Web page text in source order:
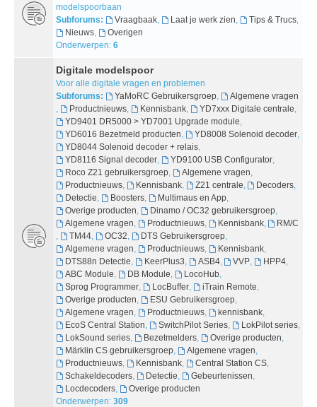
modelspoorbaan
Subforums:
Vraagbaak, Laat je werk zien, Tips & Trucs,
Nieuws,
Overigen
Onderwerpen: 6
Digitale modelspoor
Voor alle digitale vragen en problemen
Subforums:
YaMoRC Gebruikersgroep,
Algemene vragen
,
Productnieuws, Kennisbank, YD7xxx Digitale centrale,
YD9401 DR5000 > YD7001 Upgrade module,
YD6016 Bezetmeld producten, YD8008 Solenoid decoder,
YD8044 Solenoid decoder + relais,
YD8116 Signal decoder, YD9100 USB Configurator,
Roco Z21 gebruikersgroep, Algemene vragen,
Productnieuws, Kennisbank, Z21 centrale, Decoders,
Detectie, Boosters, Multimaus en App,
Overige producten, Dinamo / OC32 gebruikersgroep,
Algemene vragen, Productnieuws, Kennisbank,
RM/C
,
TM44, OC32, DTS Gebruikersgroep,
Algemene vragen, Productnieuws, Kennisbank,
DTS88n Detectie, KeerPlus3, ASB4, VVP, HPP4,
ABC Module, DB Module, LocoHub,
Sprog Programmer, LocBuffer, iTrain Remote,
Overige producten, ESU Gebruikersgroep,
Algemene vragen, Productnieuws, kennisbank,
EcoS Central Station, SwitchPilot Series, LokPilot series,
LokSound series, Bezetmelders, Overige producten,
Märklin CS gebruikersgroep, Algemene vragen,
Productnieuws, Kennisbank, Central Station CS,
Schakeldecoders, Detectie, Gebeurtenissen,
Locdecoders,
Overige producten
Onderwerpen: 309